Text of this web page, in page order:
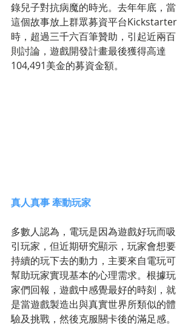
錄兒子對抗病魔的時光。去年年底，當
這個故事放上群眾募資平台Kickstarter
時，超過三千六百筆贊助，引起近兩百
則討論，遊戲開發計畫最後獲得高達
104,491美金的募資金額。
真人真事 牽動玩家
多數人認為，電玩是因為遊戲好玩而吸
引玩家，但近期研究顯示，玩家會想要
持續的玩下去的動力，主要來自電玩可
幫助玩家實現基本的心理需求。根據玩
家們回報，遊戲中感覺最好的時刻，就
是當遊戲製造出與真實世界所類似的體
驗及挑戰，然後克服關卡後的滿足感。